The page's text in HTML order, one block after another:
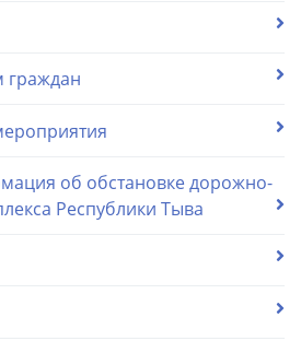
об обстановке дорожно-
Республики Тыва